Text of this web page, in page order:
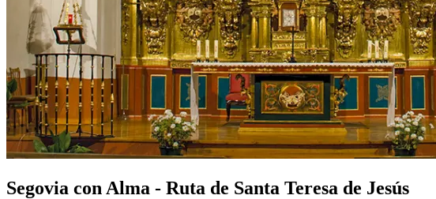
Segovia con Alma - Ruta de Santa Teresa de Jesús